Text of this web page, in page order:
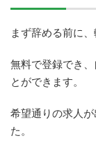
まず辞める前に
無料で登録でき
とができます。
希望通りの求人
た。